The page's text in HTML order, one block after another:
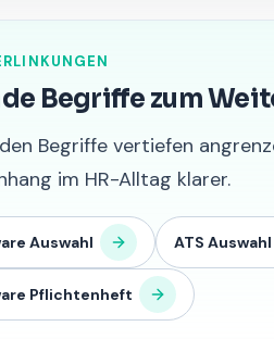
Begriffe zum
Begriffe vertiefen
im HR-Alltag klarer.
Auswahl ATS Auswahl
Pflichtenheft